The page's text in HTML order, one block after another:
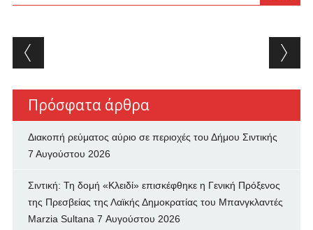
Post navigation
Πρόσφατα άρθρα
Διακοπή ρεύματος αύριο σε περιοχές του Δήμου Σιντικής
7 Αυγούστου 2026
Σιντική: Τη δομή «Κλειδί» επισκέφθηκε η Γενική Πρόξενος
της Πρεσβείας της Λαϊκής Δημοκρατίας του Μπανγκλαντές
Marzia Sultana 7 Αυγούστου 2026